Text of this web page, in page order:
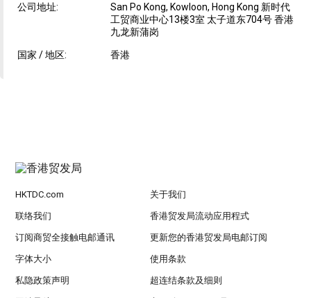
公司地址:
San Po Kong, Kowloon, Hong Kong 新时代
工贸商业中心13楼3室 太子道东704号 香港
九龙新蒲岗
国家 / 地区: 香港
HKTDC.com 关于我们
联络我们 香港贸发局流动应用程式
订阅商贸全接触电邮通讯 更新您的香港贸发局电邮订阅
字体大小 使用条款
私隐政策声明 超连结条款及细则